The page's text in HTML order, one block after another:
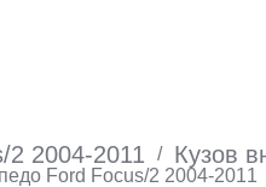
2 2004-2011 / Кузов
Ford Focus/2 2004-2011